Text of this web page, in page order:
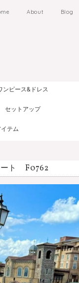
About Blog
ンピース&ドレス
セットアップ
テム
ート F0762